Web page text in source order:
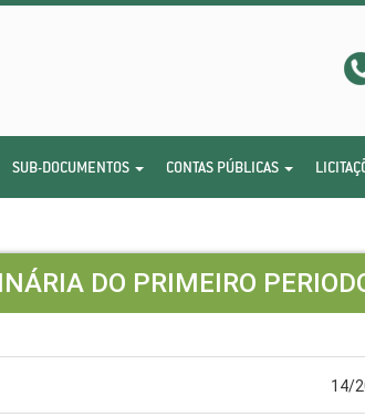
SUB-DOCUMENTOS CONTAS PÚBLICAS
DO PRIMEIRO
14/